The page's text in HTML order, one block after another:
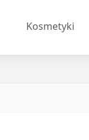
Kosmetyki